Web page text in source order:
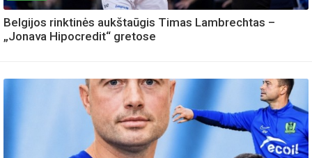
Belgijos rinktinės aukštaūgis Timas Lambrechtas –
„Jonava Hipocredit“ gretose